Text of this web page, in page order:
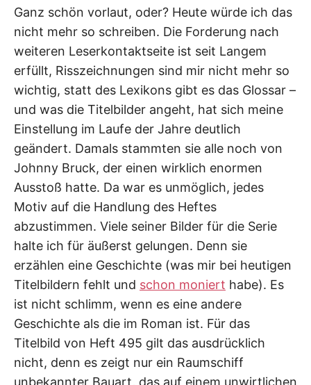
Ganz schön vorlaut, oder? Heute würde ich das
nicht mehr so schreiben. Die Forderung nach
weiteren Leserkontaktseite ist seit Langem
erfüllt, Risszeichnungen sind mir nicht mehr so
wichtig, statt des Lexikons gibt es das Glossar –
und was die Titelbilder angeht, hat sich meine
Einstellung im Laufe der Jahre deutlich
geändert. Damals stammten sie alle noch von
Johnny Bruck, der einen wirklich enormen
Ausstoß hatte. Da war es unmöglich, jedes
Motiv auf die Handlung des Heftes
abzustimmen. Viele seiner Bilder für die Serie
halte ich für äußerst gelungen. Denn sie
erzählen eine Geschichte (was mir bei heutigen
Titelbildern fehlt und schon moniert habe). Es
ist nicht schlimm, wenn es eine andere
Geschichte als die im Roman ist. Für das
Titelbild von Heft 495 gilt das ausdrücklich
nicht, denn es zeigt nur ein Raumschiff
unbekannter Bauart, das auf einem unwirtlichen